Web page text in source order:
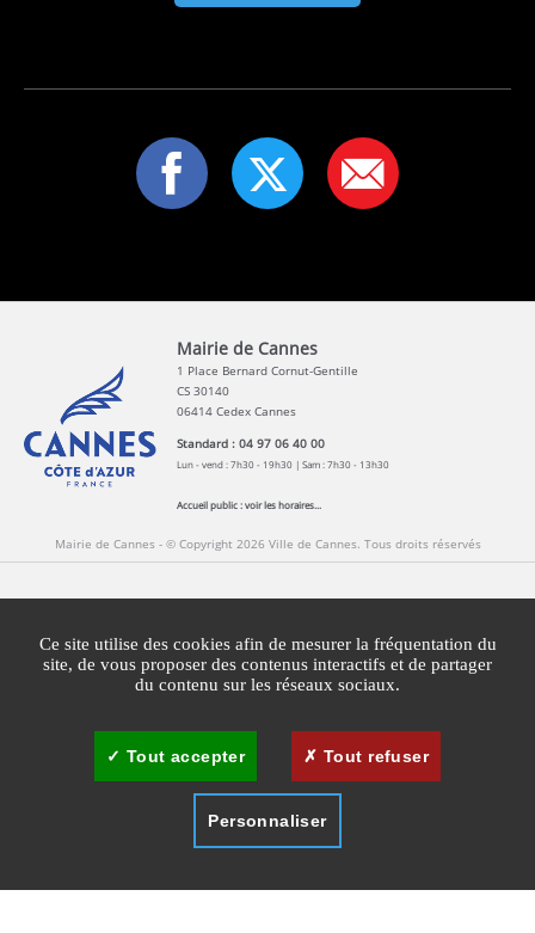
Mairie de Cannes
1 Place Bernard Cornut-Gentille
CS 30140
06414 Cedex Cannes
Standard : 04 97 06 40 00
Lun - vend : 7h30 - 19h30 | Sam : 7h30 - 13h30
Accueil public :voir les horaires...
Mairie de Cannes - © Copyright 2026 Ville de Cannes. Tous droits réservés
Mentions légales Agglomération Cannes Lérins
Plan du site Gestion des cookies
Ce site utilise des cookies afin de mesurer la fréquentation du
site, de vous proposer des contenus interactifs et de partager
du contenu sur les réseaux sociaux.
Tout accepter Tout refuser
Personnaliser